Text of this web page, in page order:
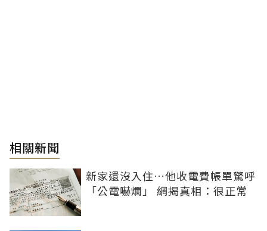
相關新聞
新家還沒入住…他收電費帳單驚呼
「公電嚇爛」 網揭真相：很正常